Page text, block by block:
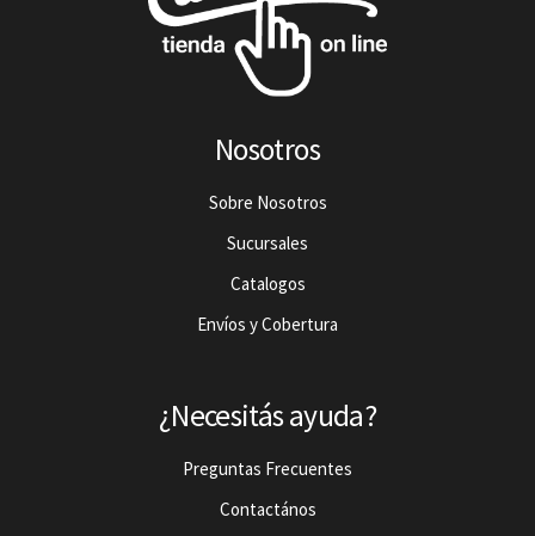
Nosotros
Sobre Nosotros
Sucursales
Catalogos
Envíos y Cobertura
¿Necesitás ayuda?
Preguntas Frecuentes
Contactános